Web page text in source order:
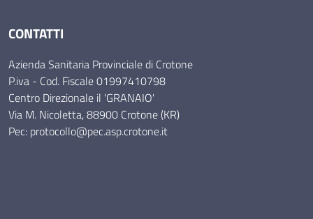
CONTATTI
Azienda Sanitaria Provinciale di Crotone
P.iva - Cod. Fiscale 01997410798
Centro Direzionale il 'GRANAIO'
Via M. Nicoletta, 88900 Crotone (KR)
Pec: protocollo@pec.asp.crotone.it